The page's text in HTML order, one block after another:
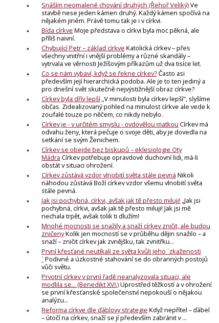
Snáším neomalené chování druhých (Řehoř Veliký)Ve
stavbě nese jeden kámen druhý. Každý kámen spočívá na
nějakém jiném. Právě tomu tak je i v církvi.
Bída církve Moje představa o církvi byla moc pěkná, ale
příliš naivní.
Chybující Petr – základ církve Katolická církev – přes
všechny vnitřní i vnější problémy a různé skandály –
vytrvala ve věrnosti Ježíšovým příkazům už dva tisíce let.
Co se nám vybaví, když se řekne církev?Často asi
především její hierarchická podoba. Ale je to ten jediný a
pro dnešní svět skutečně nejvýstižnější obraz církve?
Církev byla dřív lepší „V minulosti byla církev lepší“, slyšíme
občas. Zidealizovaný pohled na minulost církve ale vede k
zoufalé touze po něčem, co nikdy nebylo.
Církev je - v určitém smyslu - ovdovělou matkou Církev má
odvahu ženy, která pečuje o svoje děti, aby je dovedla na
setkání se svým Ženichem.
Církev se obejde bez biskupů – eklesiologie Oty
Mádra Církev potřebuje opravdové duchovní lidi, má-li
obstát v situaci ohrožení.
Církev zůstává vzdor vlnobití světa stále pevná Nikoli
náhodou zůstává Boží církev vzdor všemu vlnobití světa
stále pevná.
Jak jsi pochybná, církvi, avšak jak tě přesto miluji! „Jak jsi
pochybná, církvi, avšak jak tě přesto miluji! Jak jsi mě
nechala trpět, avšak tolik ti dlužím!
Mnohé mocnosti se snažily a snaží církev zničit, ale budou
zničenyKolik jen mocností se v průběhu dějin snažilo – a
snaží – zničit církev jak zvnějšku, tak zvnitřku...
První křesťané neutíkali ze světa kvůli jeho ´zkaženosti
´ Podivné a úzkostné stahování se do obranných postojů
vůči světu.
Prvotní církev v první řadě neanalyzovala situaci, ale
modlila se... (Benedikt XVI.)Uprostřed těžkostí a v ohrožení
se první křesťanské společenství nepokouší o nějakou
analýzu...
Reforma církve dle ďáblovy strategie Když nepřítel – ďábel
– útočí na církev, snaží se jí především zabránit v ...